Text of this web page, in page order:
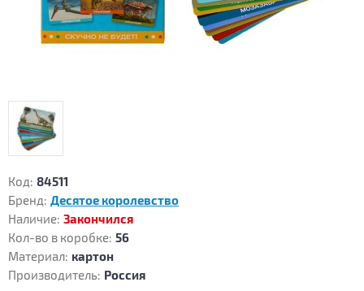
Код: 84511
Бренд: Десятое королевство
Наличие: Закончился
Кол-во в коробке: 56
Материал: картон
Производитель: Россия